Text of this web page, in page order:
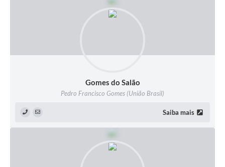
Gomes do Salão
Pedro Francisco Gomes (União Brasil)
Saiba mais